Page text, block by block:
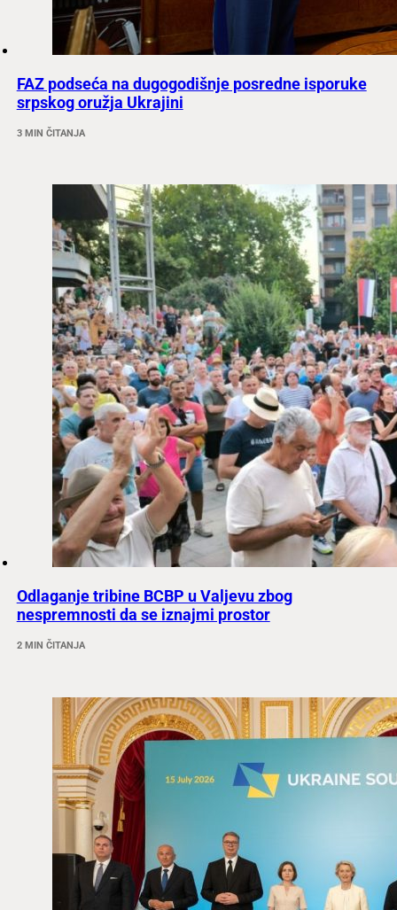
FAZ podseća na dugogodišnje posredne isporuke
srpskog oružja Ukrajini
3 MIN ČITANJA
Odlaganje tribine BCBP u Valjevu zbog
nespremnosti da se iznajmi prostor
2 MIN ČITANJA